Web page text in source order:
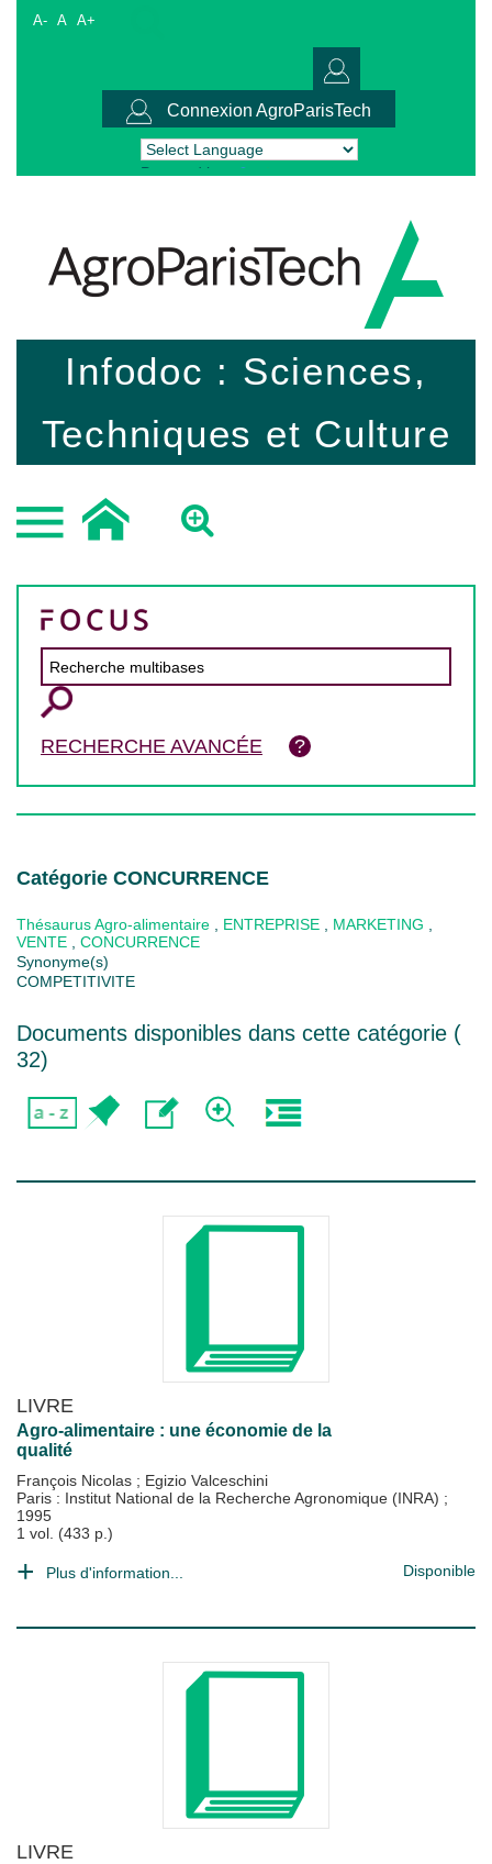
A- A A+
Connexion AgroParisTech
Powered by Translate
Infodoc : Sciences,
Techniques et Culture
RECHERCHE AVANCÉE
Catégorie CONCURRENCE
Thésaurus Agro-alimentaire ENTREPRISE MARKETING
VENTE
CONCURRENCE
Synonyme(s)
COMPETITIVITE
Documents disponibles dans cette catégorie (
32)
LIVRE
Agro-alimentaire : une économie de la
qualité
François Nicolas ; Egizio Valceschini
Paris : Institut National de la Recherche Agronomique (INRA) ;
1995
1 vol. (433 p.)
Plus d'information... Disponible
LIVRE